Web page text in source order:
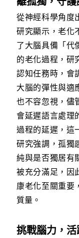
從神經科學角度
研究顯示，老化
了大腦具備「
的老化過程，研
認知任務時，會
大腦的彈性與適
也不容忽視，儘
會延遲語言處理
過程的延遲，這
研究強調，孤獨
純與是否獨居有
被充分滿足，因
康老化至關重要
質量。
挑戰腦力，